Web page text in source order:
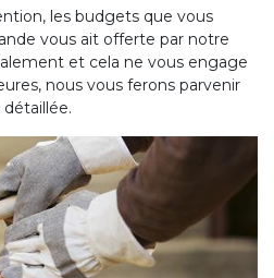
les budgets que vous
vous ait offerte par notre
et cela ne vous engage
nous vous ferons parvenir